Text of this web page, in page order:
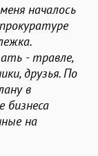
началось
- травле,
друзья. По
в
бизнеса
на